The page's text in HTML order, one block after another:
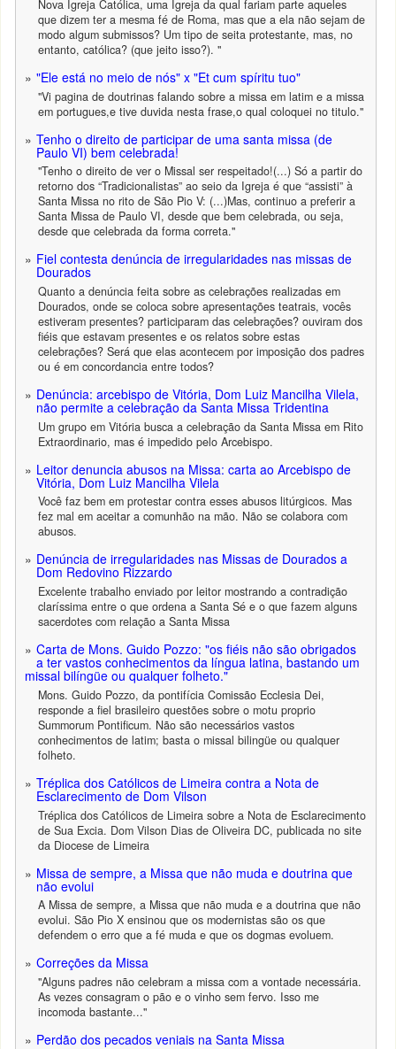
Nova Igreja Católica, uma Igreja da qual fariam parte aqueles
que dizem ter a mesma fé de Roma, mas que a ela não sejam de
modo algum submissos? Um tipo de seita protestante, mas, no
entanto, católica? (que jeito isso?). "
"Ele está no meio de nós" x "Et cum spíritu tuo"
"Vi pagina de doutrinas falando sobre a missa em latim e a missa
em portugues,e tive duvida nesta frase,o qual coloquei no titulo."
Tenho o direito de participar de uma santa missa (de
Paulo VI) bem celebrada!
"Tenho o direito de ver o Missal ser respeitado!(...) Só a partir do
retorno dos “Tradicionalistas” ao seio da Igreja é que “assisti” à
Santa Missa no rito de São Pio V: (...)Mas, continuo a preferir a
Santa Missa de Paulo VI, desde que bem celebrada, ou seja,
desde que celebrada da forma correta."
Fiel contesta denúncia de irregularidades nas missas de
Dourados
Quanto a denúncia feita sobre as celebrações realizadas em
Dourados, onde se coloca sobre apresentações teatrais, vocês
estiveram presentes? participaram das celebrações? ouviram dos
fiéis que estavam presentes e os relatos sobre estas
celebrações? Será que elas acontecem por imposição dos padres
ou é em concordancia entre todos?
Denúncia: arcebispo de Vitória, Dom Luiz Mancilha Vilela,
não permite a celebração da Santa Missa Tridentina
Um grupo em Vitória busca a celebração da Santa Missa em Rito
Extraordinario, mas é impedido pelo Arcebispo.
Leitor denuncia abusos na Missa: carta ao Arcebispo de
Vitória, Dom Luiz Mancilha Vilela
Você faz bem em protestar contra esses abusos litúrgicos. Mas
fez mal em aceitar a comunhão na mão. Não se colabora com
abusos.
Denúncia de irregularidades nas Missas de Dourados a
Dom Redovino Rizzardo
Excelente trabalho enviado por leitor mostrando a contradição
claríssima entre o que ordena a Santa Sé e o que fazem alguns
sacerdotes com relação a Santa Missa
Carta de Mons. Guido Pozzo: "os fiéis não são obrigados
a ter vastos conhecimentos da língua latina, bastando um
missal bilíngüe ou qualquer folheto."
Mons. Guido Pozzo, da pontifícia Comissão Ecclesia Dei,
responde a fiel brasileiro questões sobre o motu proprio
Summorum Pontificum. Não são necessários vastos
conhecimentos de latim; basta o missal bilingüe ou qualquer
folheto.
Tréplica dos Católicos de Limeira contra a Nota de
Esclarecimento de Dom Vilson
Tréplica dos Católicos de Limeira sobre a Nota de Esclarecimento
de Sua Excia. Dom Vilson Dias de Oliveira DC, publicada no site
da Diocese de Limeira
Missa de sempre, a Missa que não muda e doutrina que
não evolui
A Missa de sempre, a Missa que não muda e a doutrina que não
evolui. São Pio X ensinou que os modernistas são os que
defendem o erro que a fé muda e que os dogmas evoluem.
Correções da Missa
"Alguns padres não celebram a missa com a vontade necessária.
As vezes consagram o pão e o vinho sem fervo. Isso me
incomoda bastante..."
Perdão dos pecados veniais na Santa Missa